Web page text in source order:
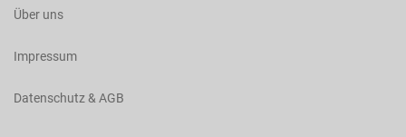
Über uns
Impressum
Datenschutz & AGB